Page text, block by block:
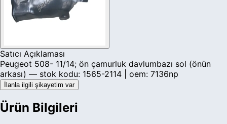
Satıcı Açıklaması
Peugeot 508- 11/14; ön çamurluk davlumbazı sol (önün
arkası) — stok kodu: 1565-2114 | oem: 7136np
İlanla ilgili şikayetim var
Ürün Bilgileri